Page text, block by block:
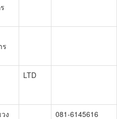
ร
LTD
ง
081-6145616